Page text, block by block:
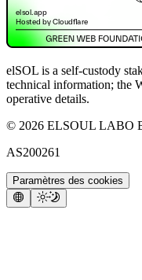
elSOL is a self-custody
technical information; the
operative details.
© 2026 ELSOUL LABO
AS200261
Paramètres des cookies